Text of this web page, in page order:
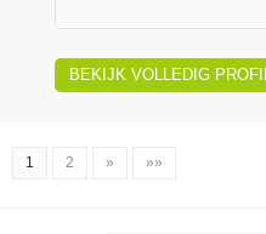
BEKIJK VOLLEDIG
1 2 » »»